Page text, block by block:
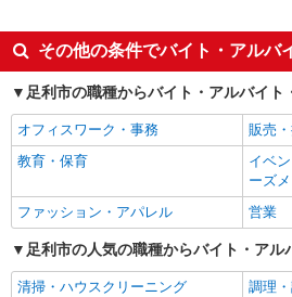
入社日応相談
経験
女性活躍中
ブラ
日払い
車通勤
バイク通勤OK
自転
交通費支給
社会
同じ職種から求人を探す
医療・介護・福
介護職・ヘルパー
その他の条件でバイト・アルバ
足利市の職種からバイト・アルバイト
オフィスワーク・事務
販売
教育・保育
イベ
ーズ
ファッション・アパレル
営業
足利市の人気の職種からバイト・アル
清掃・ハウスクリーニング
調理